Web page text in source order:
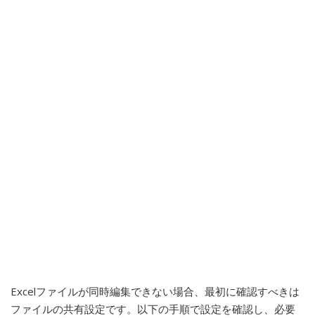
Excelファイルが同時編集できない場合、最初に確認すべきは
ファイルの共有設定です。以下の手順で設定を確認し、必要